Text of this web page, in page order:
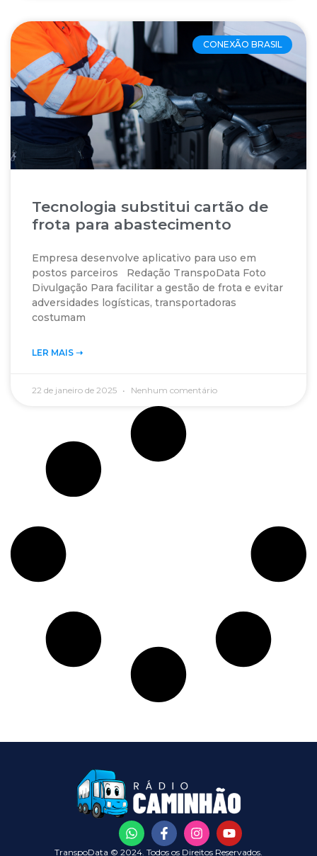
CONEXÃO BRASIL
Tecnologia substitui cartão de
frota para abastecimento
Empresa desenvolve aplicativo para uso em
postos parceiros Redação TranspoData Foto
Divulgação Para facilitar a gestão de frota e evitar
adversidades logísticas, transportadoras
costumam
LER MAIS ➝‬
22 de janeiro de 2025 Nenhum comentário
TranspoData © 2024. Todos os Direitos Reservados.